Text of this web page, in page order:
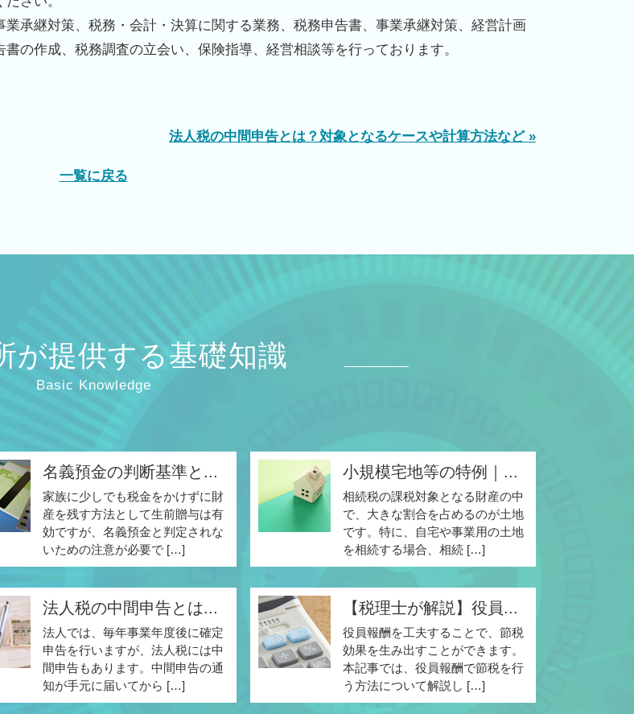
承継対策、税務・会計・決算に関する業務、税務申告書、事業承継対策、経営計画
の作成、税務調査の立会い、保険指導、経営相談等を行っております。
法人税の中間申告とは？対象となるケースや計算方法など »
一覧に戻る
が提供する基礎知識
Basic Knowledge
名義預金の判断基準と...
家族に少しでも税金をかけずに財
産を残す方法として生前贈与は有
効ですが、名義預金と判定されな
いための注意が必要で […]
小規模宅地等の特例｜...
相続税の課税対象となる財産の中
で、大きな割合を占めるのが土地
です。特に、自宅や事業用の土地
を相続する場合、相続 […]
法人税の中間申告とは...
法人では、毎年事業年度後に確定
申告を行いますが、法人税には中
間申告もあります。中間申告の通
知が手元に届いてから […]
【税理士が解説】役員...
役員報酬を工夫することで、節税
効果を生み出すことができます。
本記事では、役員報酬で節税を行
う方法について解説し […]